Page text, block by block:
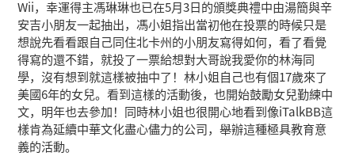
Wii，幸運得主馮琳琳也已在5月3日的頒獎典禮中由湯簡與辛
安吉小朋友一起抽出，馮小姐指出當初他在投票的時候只是
想說先看看跟自己同住北卡州的小朋友寫得如何，看了看覺
得寫的還不錯，就投了一票給想對大哥說我愛你的林海同
學，沒有想到就這樣被抽中了！林小姐自己也有個17歲來了
美國6年的女兒。看到這樣的活動後，也開始鼓勵女兒勤練中
文，明年也去參加！同時林小姐也很開心地看到像iTalkBB這
樣肯為延續中華文化盡心儘力的公司，舉辦這種極具教育意
義的活動。